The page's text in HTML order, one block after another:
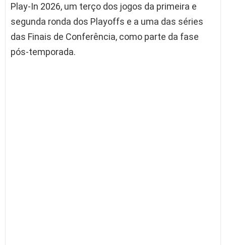
Play-In 2026, um terço dos jogos da primeira e
segunda ronda dos Playoffs e a uma das séries
das Finais de Conferência, como parte da fase
pós-temporada.